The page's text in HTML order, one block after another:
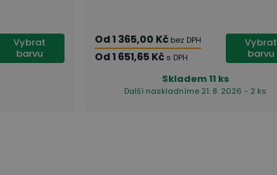
Vybrat
barvu
Od1 365,00 Kč bez DPH
Od1 651,65 Kč s DPH
Vybrat
barvu
Skladem11 ks
Další naskladníme 21. 8. 2026 - 2 ks